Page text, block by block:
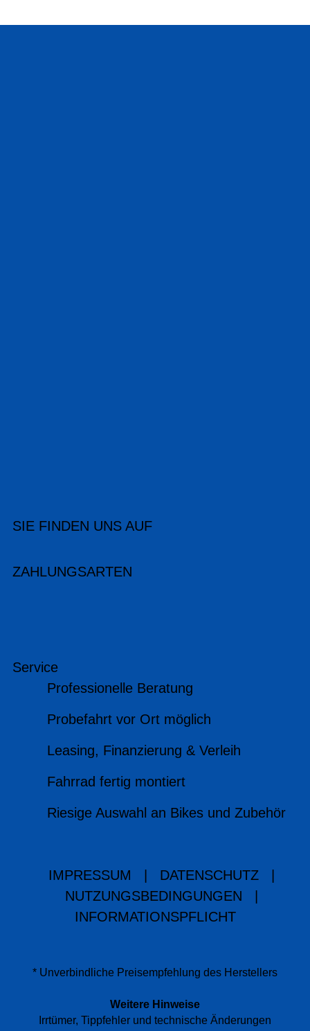
SIE FINDEN UNS AUF
ZAHLUNGSARTEN
Service
Professionelle Beratung
Probefahrt vor Ort möglich
Leasing, Finanzierung & Verleih
Fahrrad fertig montiert
Riesige Auswahl an Bikes und Zubehör
IMPRESSUM DATENSCHUTZ
NUTZUNGSBEDINGUNGEN
INFORMATIONSPFLICHT
* Unverbindliche Preisempfehlung des Herstellers
Weitere Hinweise
Irrtümer, Tippfehler und technische Änderungen